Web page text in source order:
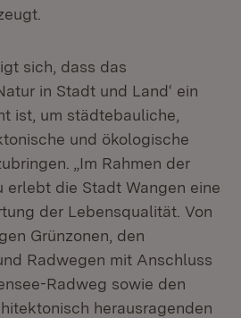
sich, dass das
in Stadt und Land‘ ein
ist, um städtebauliche,
und ökologische
„Im Rahmen der
erlebt die Stadt Wangen eine
der Lebensqualität. Von
Grünzonen, den
Radwegen mit Anschluss
Radweg sowie den
herausragenden